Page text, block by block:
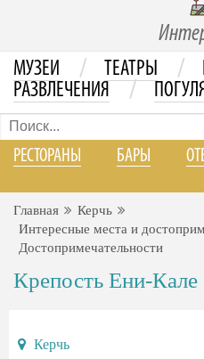
МУЗЕИ / ТЕАТРЫ /
РАЗВЛЕЧЕНИЯ /
РЕСТОРАНЫ БАРЫ
Главная
Керчь
Интересные места и
Достопримечательности
Крепость Ени-Кале
Керчь